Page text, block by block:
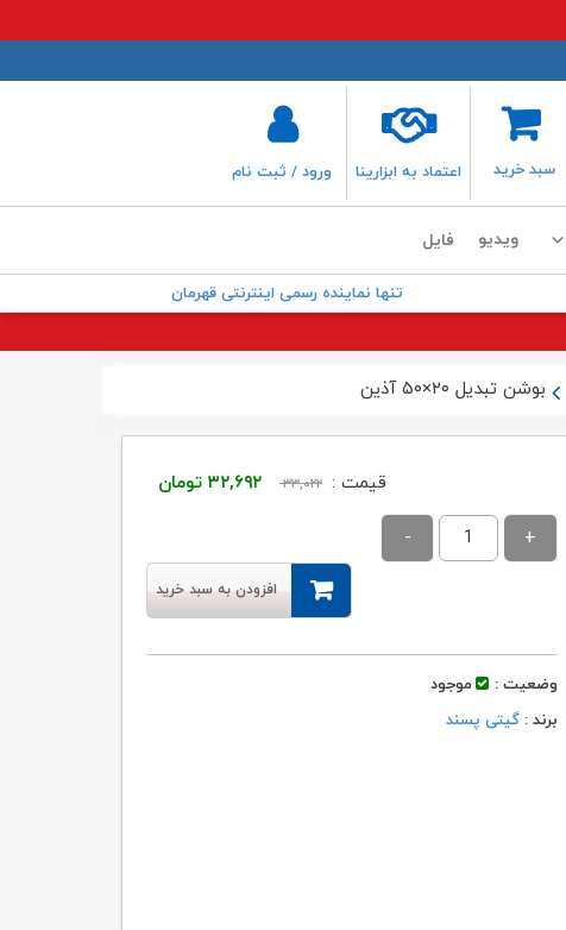
سبد خرید اعتماد به ابزارینا ورود / ثبت نام
ویدیو فایل
تنها نماینده رسمی اینترنتی قهرمان
بوشن تبدیل ۲۰×۵۰ آذین
قیمت : ۳۳,۰۲۲
قیمت
بود.
۳۲,۶۹۲ تومان
افزودن به سبد خرید
وضعیت :
موجود
برند : گیتی پسند